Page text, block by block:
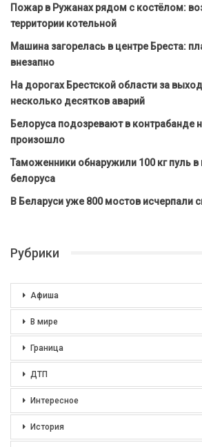
Пожар в Ружанах рядом с костёлом:
территории котельной
Машина загорелась в центре Бреста:
внезапно
На дорогах Брестской области за
несколько десятков аварий
Белоруса подозревают в контрабанде
произошло
Таможенники обнаружили 100 кг пуль
белоруса
В Беларуси уже 800 мостов исчерпали
Рубрики
Афиша
В мире
Граница
ДТП
Интересное
История